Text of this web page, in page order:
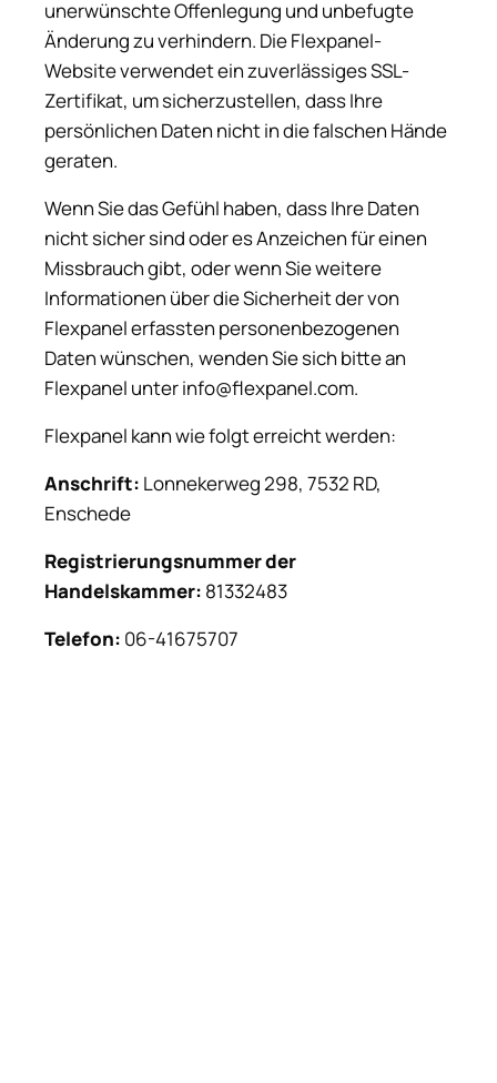
unerwünschte Offenlegung und unbefugte
Änderung zu verhindern. Die Flexpanel-
Website verwendet ein zuverlässiges SSL-
Zertifikat, um sicherzustellen, dass Ihre
persönlichen Daten nicht in die falschen Hände
geraten.
Wenn Sie das Gefühl haben, dass Ihre Daten
nicht sicher sind oder es Anzeichen für einen
Missbrauch gibt, oder wenn Sie weitere
Informationen über die Sicherheit der von
Flexpanel erfassten personenbezogenen
Daten wünschen, wenden Sie sich bitte an
Flexpanel unter info@flexpanel.com.
Flexpanel kann wie folgt erreicht werden:
Anschrift: Lonnekerweg 298, 7532 RD,
Enschede
Registrierungsnummer der
Handelskammer: 81332483
Telefon: 06-41675707